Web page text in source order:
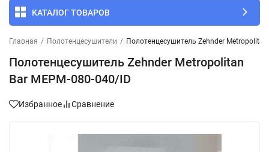
КАТАЛОГ ТОВАРОВ
Главная / Полотенцесушители / Полотенцесушитель Zehnder
Полотенцесушитель Zehnder Metropolitan
Bar MEPM-080-040/ID
Избранное Сравнение